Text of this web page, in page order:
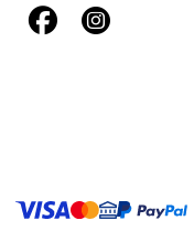
 